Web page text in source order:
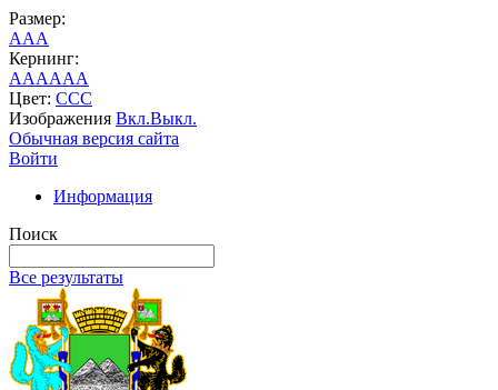
Размер:
AAA
Кернинг:
AAAAAA
Цвет: CCC
Изображения Вкл.Выкл.
Обычная версия сайта
Войти
Информация
Поиск
Все результаты